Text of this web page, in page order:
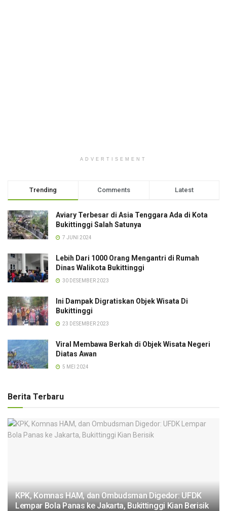
ADVERTISEMENT
Trending Comments Latest
Aviary Terbesar di Asia Tenggara Ada di Kota
Bukittinggi Salah Satunya
7 JUNI 2024
Lebih Dari 1000 Orang Mengantri di Rumah
Dinas Walikota Bukittinggi
30 DESEMBER 2023
Ini Dampak Digratiskan Objek Wisata Di
Bukittinggi
23 DESEMBER 2023
Viral Membawa Berkah di Objek Wisata Negeri
Diatas Awan
5 MEI 2024
Berita Terbaru
KPK, Komnas HAM, dan Ombudsman Digedor: UFDK
Lempar Bola Panas ke Jakarta, Bukittinggi Kian Berisik